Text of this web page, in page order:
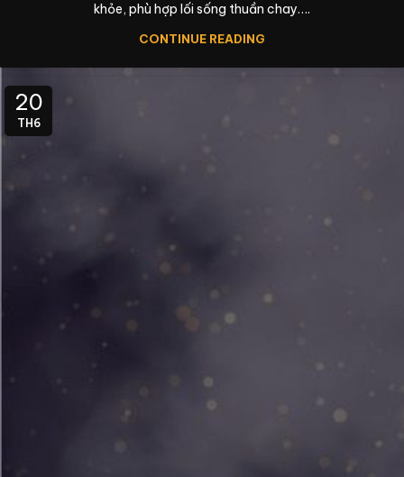
khỏe, phù hợp lối sống thuần chay….
CONTINUE READING
20
TH6